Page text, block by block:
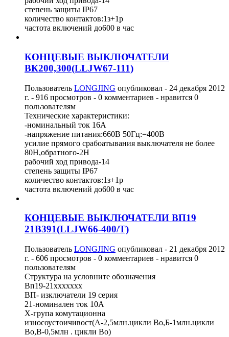
степень защиты IP67
количество контактов:1з+1р
частота включений до600 в час
КОНЦЕВЫЕ ВЫКЛЮЧАТЕЛИ
ВК200,300(LLJW67-111)
Пользователь LONGJING опубликовал - 24 декабря 2012
г. - 916 просмотров - 0 комментариев - нравится 0
пользователям
Технические характеристики:
-номинальный ток 16А
-напряжение питания:660В 50Гц:=400В
усилие прямого срабоатывания выключателя не более
80H,обратного-2H
рабочий ход привода-14
степень защиты IP67
количество контактов:1з+1р
частота включений до600 в час
КОНЦЕВЫЕ ВЫКЛЮЧАТЕЛИ ВП19
21B391(LLJW66-400/T)
Пользователь LONGJING опубликовал - 21 декабря 2012
г. - 606 просмотров - 0 комментариев - нравится 0
пользователям
Структура на условните обозначения
Вп19-21ххххххх
ВП- изключатели 19 серия
21-номинален ток 10А
Х-група комутационна
износоустоичивост(А-2,5млн.цикли Во,Б-1млн.цикли
Во,В-0,5млн . цикли Во)